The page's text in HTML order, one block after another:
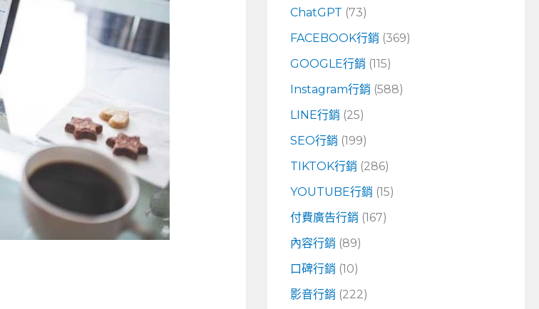
:ChatGPT (73)
FACEBOOK行銷 (369)
GOOGLE行銷 (115)
Instagram行銷 (588)
LINE行銷 (25)
SEO行銷 (199)
TIKTOK行銷 (286)
YOUTUBE行銷 (15)
付費廣告行銷 (167)
內容行銷 (89)
口碑行銷 (10)
影音行銷 (222)